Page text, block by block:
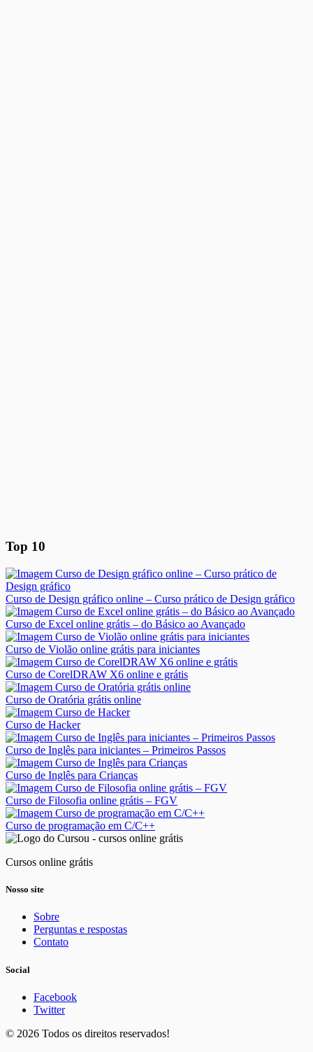
Top 10
Curso de Design gráfico online – Curso prático de Design gráfico
Curso de Excel online grátis – do Básico ao Avançado
Curso de Violão online grátis para iniciantes
Curso de CorelDRAW X6 online e grátis
Curso de Oratória grátis online
Curso de Hacker
Curso de Inglês para iniciantes – Primeiros Passos
Curso de Inglês para Crianças
Curso de Filosofia online grátis – FGV
Curso de programação em C/C++
Cursos online grátis
Nosso site
Sobre
Perguntas e respostas
Contato
Social
Facebook
Twitter
© 2026 Todos os direitos reservados!